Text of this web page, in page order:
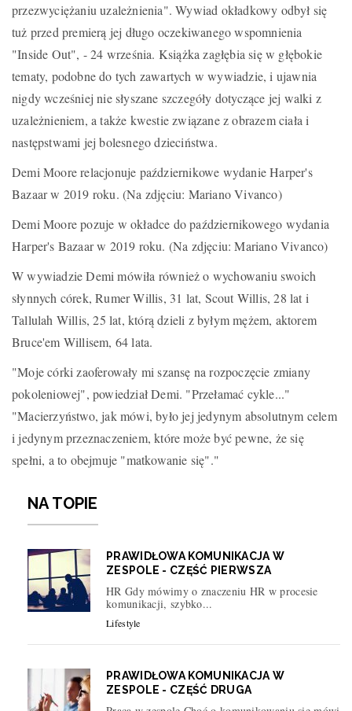
przezwyciężaniu uzależnienia". Wywiad okładkowy odbył się
tuż przed premierą jej długo oczekiwanego wspomnienia
"Inside Out", - 24 września. Książka zagłębia się w głębokie
tematy, podobne do tych zawartych w wywiadzie, i ujawnia
nigdy wcześniej nie słyszane szczegóły dotyczące jej walki z
uzależnieniem, a także kwestie związane z obrazem ciała i
następstwami jej bolesnego dzieciństwa.
Demi Moore relacjonuje październikowe wydanie Harper's
Bazaar w 2019 roku. (Na zdjęciu: Mariano Vivanco)
Demi Moore pozuje w okładce do październikowego wydania
Harper's Bazaar w 2019 roku. (Na zdjęciu: Mariano Vivanco)
W wywiadzie Demi mówiła również o wychowaniu swoich
słynnych córek, Rumer Willis, 31 lat, Scout Willis, 28 lat i
Tallulah Willis, 25 lat, którą dzieli z byłym mężem, aktorem
Bruce'em Willisem, 64 lata.
"Moje córki zaoferowały mi szansę na rozpoczęcie zmiany
pokoleniowej", powiedział Demi. "Przełamać cykle..."
"Macierzyństwo, jak mówi, było jej jedynym absolutnym celem
i jedynym przeznaczeniem, które może być pewne, że się
spełni, a to obejmuje "matkowanie się"."
NA TOPIE
PRAWIDŁOWA KOMUNIKACJA W
ZESPOLE - CZĘŚĆ PIERWSZA
HR Gdy mówimy o znaczeniu HR w procesie
komunikacji, szybko...
Lifestyle
PRAWIDŁOWA KOMUNIKACJA W
ZESPOLE - CZĘŚĆ DRUGA